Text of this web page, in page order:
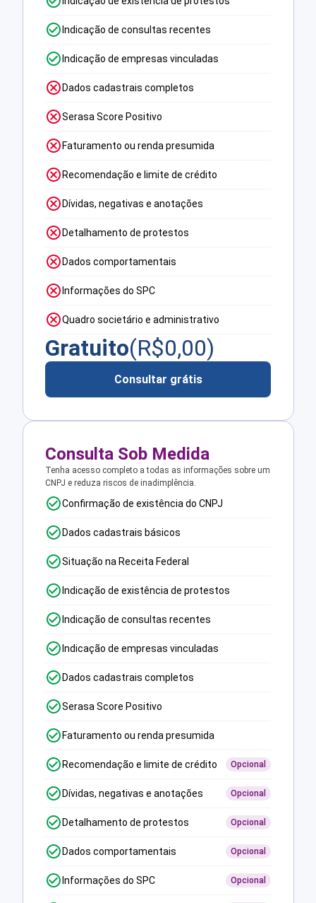
Indicação de consultas recentes
Indicação de empresas vinculadas
Dados cadastrais completos
Serasa Score Positivo
Faturamento ou renda presumida
Recomendação e limite de crédito
Dívidas, negativas e anotações
Detalhamento de protestos
Dados comportamentais
Informações do SPC
Quadro societário e administrativo
Gratuito(R$0,00)
Consultar grátis
Consulta Sob Medida
Tenha acesso completo a todas as informações sobre um
CNPJ e reduza riscos de inadimplência.
Confirmação de existência do CNPJ
Dados cadastrais básicos
Situação na Receita Federal
Indicação de existência de protestos
Indicação de consultas recentes
Indicação de empresas vinculadas
Dados cadastrais completos
Serasa Score Positivo
Faturamento ou renda presumida
Recomendação e limite de crédito Opcional
Dívidas, negativas e anotações Opcional
Detalhamento de protestos Opcional
Dados comportamentais Opcional
Informações do SPC Opcional